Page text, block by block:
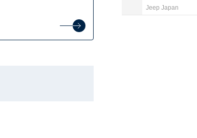
Jeep Japan